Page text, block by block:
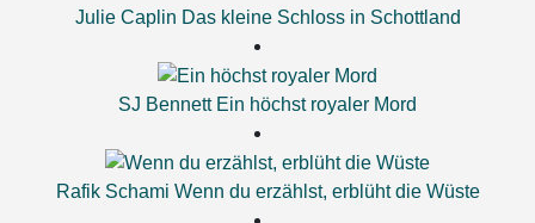
Julie Caplin Das kleine Schloss in Schottland
SJ Bennett Ein höchst royaler Mord
Rafik Schami Wenn du erzählst, erblüht die Wüste